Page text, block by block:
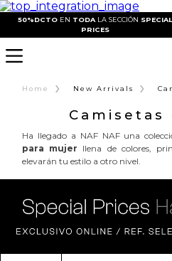
50%DCTO EN TODA LA SECCIÓN SPECIAL
PRICES
Home › New Arrivals ›
Camisetas
Ha llegado a NAF NAF una
para mujer llena de colores,
elevarán tu estilo a otro nivel.